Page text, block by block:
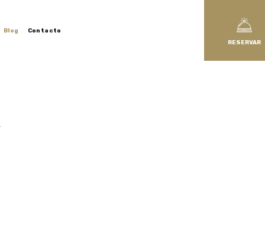
Blog
Contacto
RESERVAR